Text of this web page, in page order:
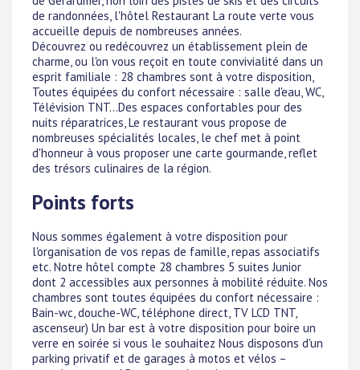
de randonnées, l'hôtel Restaurant La route verte vous
accueille depuis de nombreuses années.
Découvrez ou redécouvrez un établissement plein de
charme, ou l'on vous reçoit en toute convivialité dans un
esprit familiale : 28 chambres sont à votre disposition,
Toutes équipées du confort nécessaire : salle d'eau, WC,
Télévision TNT...Des espaces confortables pour des
nuits réparatrices, Le restaurant vous propose de
nombreuses spécialités locales, le chef met à point
d'honneur à vous proposer une carte gourmande, reflet
des trésors culinaires de la région.
Points forts
Nous sommes également à votre disposition pour
l'organisation de vos repas de famille, repas associatifs
etc. Notre hôtel compte 28 chambres 5 suites Junior
dont 2 accessibles aux personnes à mobilité réduite. Nos
chambres sont toutes équipées du confort nécessaire :
Bain-wc, douche-WC, téléphone direct, TV LCD TNT,
ascenseur) Un bar est à votre disposition pour boire un
verre en soirée si vous le souhaitez Nous disposons d'un
parking privatif et de garages à motos et vélos –